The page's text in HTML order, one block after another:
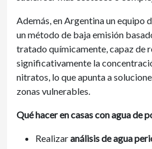
Además, en Argentina un equipo
un método de baja emisión
tratado químicamente, capaz de
significativamente la
nitratos, lo que apunta a
zonas vulnerables.
Qué hacer en casas con agua de
Realizaranálisis de agua